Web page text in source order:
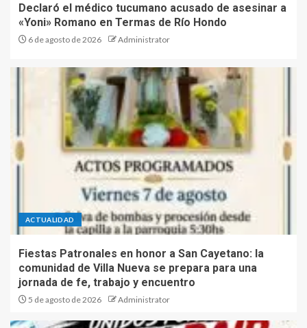
Declaró el médico tucumano acusado de asesinar a
«Yoni» Romano en Termas de Río Hondo
6 de agosto de 2026 Administrator
ACTUALIDAD
Fiestas Patronales en honor a San Cayetano: la
comunidad de Villa Nueva se prepara para una
jornada de fe, trabajo y encuentro
5 de agosto de 2026 Administrator